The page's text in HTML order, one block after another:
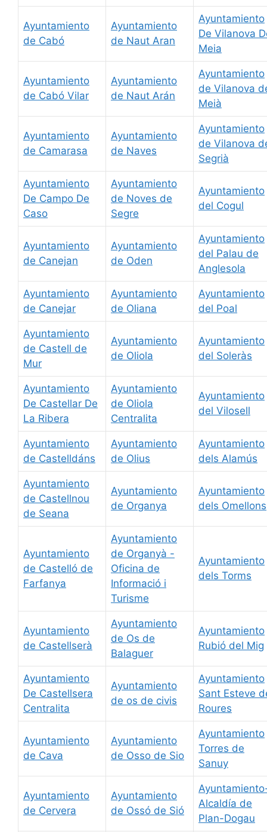
Ayuntamiento
de Cabó
Ayuntamiento
de Naut Aran
Ayuntamiento
De Vilanova
Meia
Ayuntamiento
de Cabó Vilar
Ayuntamiento
de Naut Arán
Ayuntamiento
de Vilanova
Meià
Ayuntamiento
de Camarasa
Ayuntamiento
de Naves
Ayuntamiento
de Vilanova
Segrià
Ayuntamiento
De Campo De
Caso
Ayuntamiento
de Noves de
Segre
Ayuntamiento
del Cogul
Ayuntamiento
de Canejan
Ayuntamiento
de Oden
Ayuntamiento
del Palau de
Anglesola
Ayuntamiento
de Canejar
Ayuntamiento
de Oliana
Ayuntamiento
del Poal
Ayuntamiento
de Castell de
Mur
Ayuntamiento
de Oliola
Ayuntamiento
del Soleràs
Ayuntamiento
De Castellar De
La Ribera
Ayuntamiento
de Oliola
Centralita
Ayuntamiento
del Vilosell
Ayuntamiento
de Castelldáns
Ayuntamiento
de Olius
Ayuntamiento
dels Alamús
Ayuntamiento
de Castellnou
de Seana
Ayuntamiento
de Organya
Ayuntamiento
dels Omellons
Ayuntamiento
de Castelló de
Farfanya
Ayuntamiento
de Organyà -
Oficina de
Informació i
Turisme
Ayuntamiento
dels Torms
Ayuntamiento
de Castellserà
Ayuntamiento
de Os de
Balaguer
Ayuntamiento
Rubió del Mig
Ayuntamiento
De Castellsera
Centralita
Ayuntamiento
de os de civis
Ayuntamiento
Sant Esteve
Roures
Ayuntamiento
de Cava
Ayuntamiento
de Osso de Sio
Ayuntamiento
Torres de
Sanuy
Ayuntamiento
de Cervera
Ayuntamiento
de Ossó de Sió
Alcaldía de
Plan-Dogau